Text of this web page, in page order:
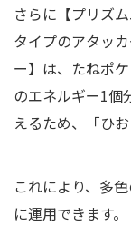
さらに【プリズ
タイプのアタッ
ー】は、たねポ
のエネルギー1個
えるため、「ひ
これにより、多
に運用できます。